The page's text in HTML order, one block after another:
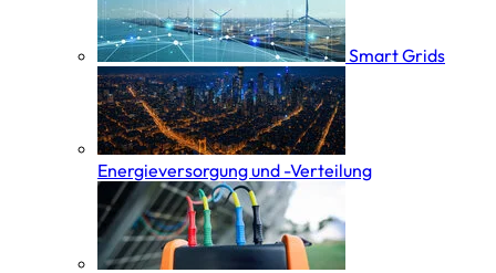
Smart Grids
Energieversorgung und -Verteilung